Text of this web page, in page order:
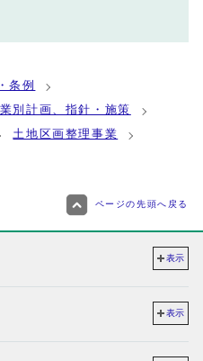
条例
別計画、指針・施策
土地区画整理事業
ページの先頭へ戻る
表示
表示